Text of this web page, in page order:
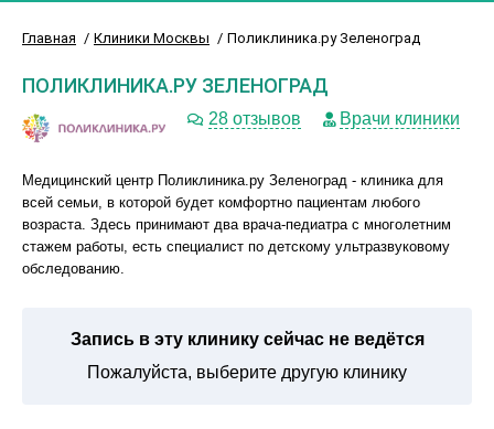
Главная Клиники Москвы Поликлиника.ру Зеленоград
ПОЛИКЛИНИКА.РУ ЗЕЛЕНОГРАД
28 отзывов Врачи клиники
Медицинский центр Поликлиника.ру Зеленоград - клиника для
всей семьи, в которой будет комфортно пациентам любого
возраста. Здесь принимают два врача-педиатра с многолетним
стажем работы, есть специалист по детскому ультразвуковому
обследованию.
Запись в эту клинику сейчас не ведётся
Пожалуйста, выберите другую клинику